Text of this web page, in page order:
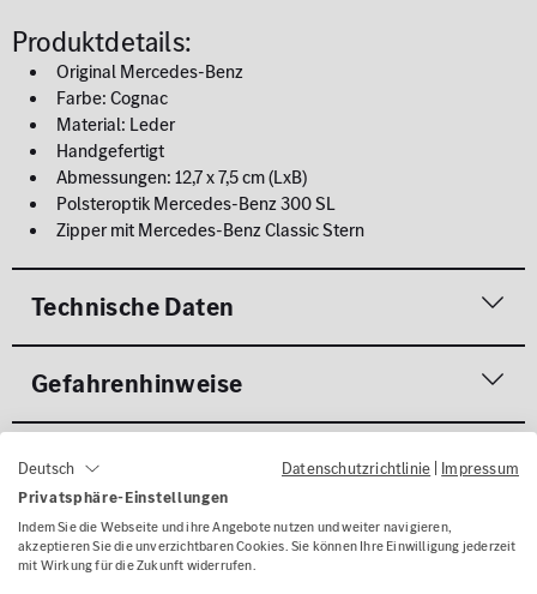
Produktdetails:
Original Mercedes-Benz
Farbe: Cognac
Material: Leder
Handgefertigt
Abmessungen: 12,7 x 7,5 cm (LxB)
Polsteroptik Mercedes-Benz 300 SL
Zipper mit Mercedes-Benz Classic Stern
Technische Daten
Gefahrenhinweise
Lieferumfang
Kontakt
Deutsch Datenschutzrichtlinie | Impressum
Privatsphäre-Einstellungen
Indem Sie die Webseite und ihre Angebote nutzen und weiter navigieren,
akzeptieren Sie die unverzichtbaren Cookies. Sie können Ihre Einwilligung jederzeit
mit Wirkung für die Zukunft widerrufen.